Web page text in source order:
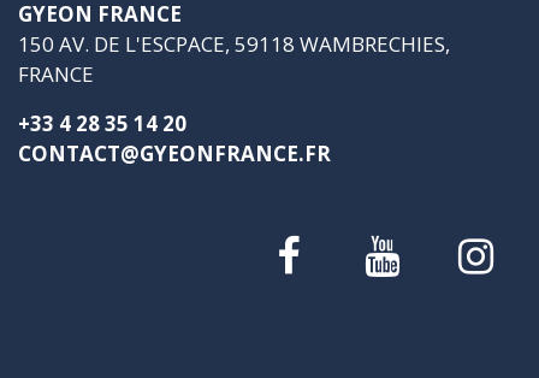
GYEON FRANCE
150 AV. DE L'ESCPACE, 59118 WAMBRECHIES,
FRANCE
+33 4 28 35 14 20
CONTACT@GYEONFRANCE.FR